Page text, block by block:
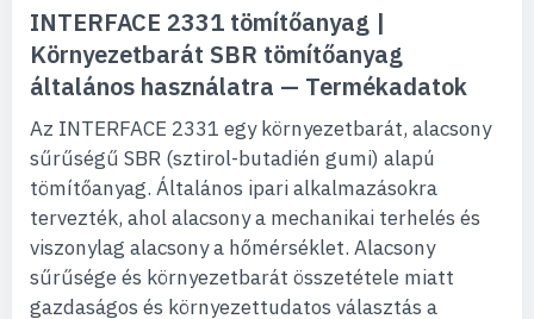
INTERFACE 2331 tömítőanyag |
Környezetbarát SBR tömítőanyag
általános használatra — Termékadatok
Az INTERFACE 2331 egy környezetbarát, alacsony
sűrűségű SBR (sztirol-butadién gumi) alapú
tömítőanyag. Általános ipari alkalmazásokra
tervezték, ahol alacsony a mechanikai terhelés és
viszonylag alacsony a hőmérséklet. Alacsony
sűrűsége és környezetbarát összetétele miatt
gazdaságos és környezettudatos választás a